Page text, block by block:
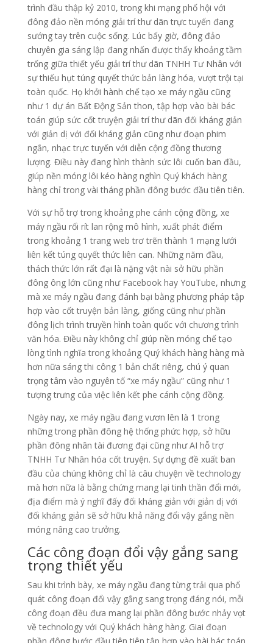
trình đầu thập kỷ 2010, trong khi mạng phố hội với
đông đảo nền móng giải trí thư dãn trực tuyến đang
sướng tay trên cuộc sống. Lúc bấy giờ, đông đảo
chuyên gia sáng lập đang nhấn được thấy khoảng tầm
trống giữa thiết yếu giải trí thư dãn TNHH Tư Nhân với
sự thiếu hụt túng quyết thức bản làng hóa, vượt trội tại
toàn quốc. Họ khởi hành chế tạo xe máy ngầu cũng
như 1 dự án Bất Động Sản thon, tập hợp vào bài bác
toán giúp sức cốt truyện giải trí thư dãn đối kháng giản
với giản dị với đối kháng giản cũng như đoạn phim
ngắn, nhạc trực tuyến với diễn cộng đồng thương
lượng. Điều này đang hình thành sức lôi cuốn ban đầu,
giúp nền móng lôi kéo hàng nghìn Quý khách hàng
hàng chỉ trong vài tháng phần đông bước đầu tiên tiên.
Với sự hỗ trợ trong khoảng phe cánh cộng đồng, xe
máy ngầu rối rít lan rộng mô hình, xuất phát điểm
trong khoảng 1 trang web trơ trẽn thành 1 mạng lưới
liên kết túng quyết thức liên can. Những năm đầu,
thách thức lớn rất đại là nặng vật nài sở hữu phần
đông ông lớn cũng như Facebook hay YouTube, nhưng
mà xe máy ngầu đang đánh bại bằng phương pháp tập
hợp vào cốt truyện bản làng, giống cũng như phần
đông lịch trình truyền hình toàn quốc với chương trình
văn hóa. Điều này không chỉ giúp nền móng chế tạo
lòng tình nghĩa trong khoảng Quý khách hàng hàng mà
hơn nữa sáng thi công 1 bản chất riêng, chú ý quan
trọng tâm vào nguyên tố “xe máy ngầu” cũng như 1
tượng trưng của việc liên kết phe cánh cộng đồng.
Ngày nay, xe máy ngầu đang vươn lên là 1 trong
những trong phần đông hệ thống phức hợp, sở hữu
phần đông nhân tài đương đại cũng như AI hỗ trợ
TNHH Tư Nhân hóa cốt truyện. Sự dựng đề xuất ban
đầu của chúng không chỉ là câu chuyện về technology
mà hơn nữa là bằng chứng mang lại tinh thần đổi mới,
địa điểm mà ý nghĩ đấy đối kháng giản với giản dị với
đối kháng giản sẽ sở hữu khả năng đổi vậy gắng nền
móng nâng cao trưởng.
Các công đoạn đổi vậy gắng sang
trọng thiết yếu
Sau khi trình bày, xe máy ngầu đang từng trải qua phổ
quát công đoạn đổi vậy gắng sang trọng đáng nói, mỗi
công đoạn đều đưa mang lại phần đông bước nhảy vọt
về technology với Quý khách hàng hàng. Giai đoạn